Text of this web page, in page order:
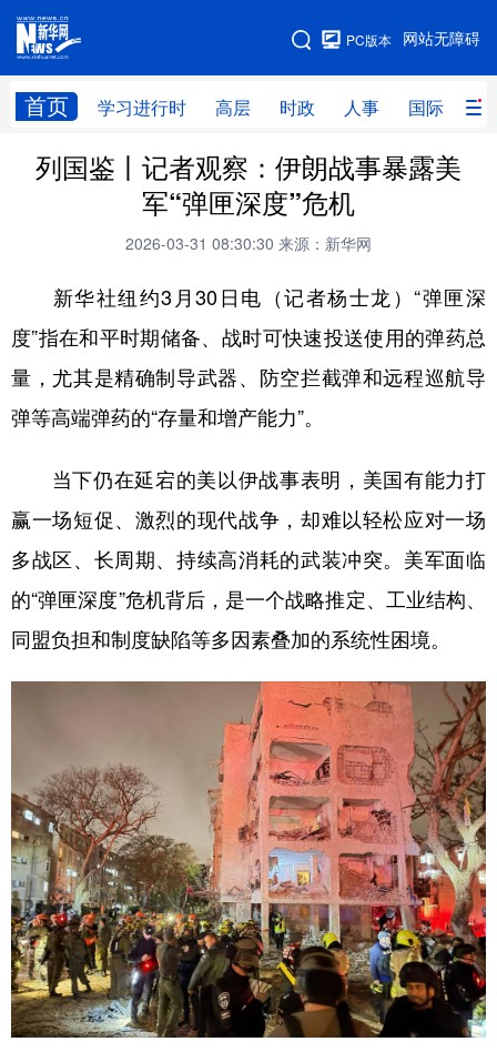
网站无障碍
PC版本
首页 学习进行时 高层 时政 人事 国际 财
网站地图
学习进行时 高层 时政 人事
财经 网评
科技 科创 量子 体育
文化 书画 军事
食品 人居 信息化 数字经济
彩票 娱乐 时尚 悦读
公益 一带一路 亚太网 上市公司
地方频道
北京 天津 河北 山西
辽宁 吉林 上海 江苏
浙江 安徽 福建 江西
山东 河南 湖北 湖南
列国鉴丨记者观察：伊朗战事暴露美
军“弹匣深度”危机
2026-03-31 08:30:30 来源：新华网
新华社纽约3月30日电（记者杨士龙）“弹匣深
度”指在和平时期储备、战时可快速投送使用的弹药总
量，尤其是精确制导武器、防空拦截弹和远程巡航导
弹等高端弹药的“存量和增产能力”。
当下仍在延宕的美以伊战事表明，美国有能力打
赢一场短促、激烈的现代战争，却难以轻松应对一场
多战区、长周期、持续高消耗的武装冲突。美军面临
的“弹匣深度”危机背后，是一个战略推定、工业结构、
同盟负担和制度缺陷等多因素叠加的系统性困境。